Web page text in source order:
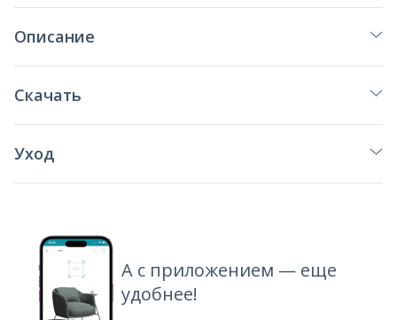
Описание
Скачать
Уход
А с приложением — еще
удобнее!